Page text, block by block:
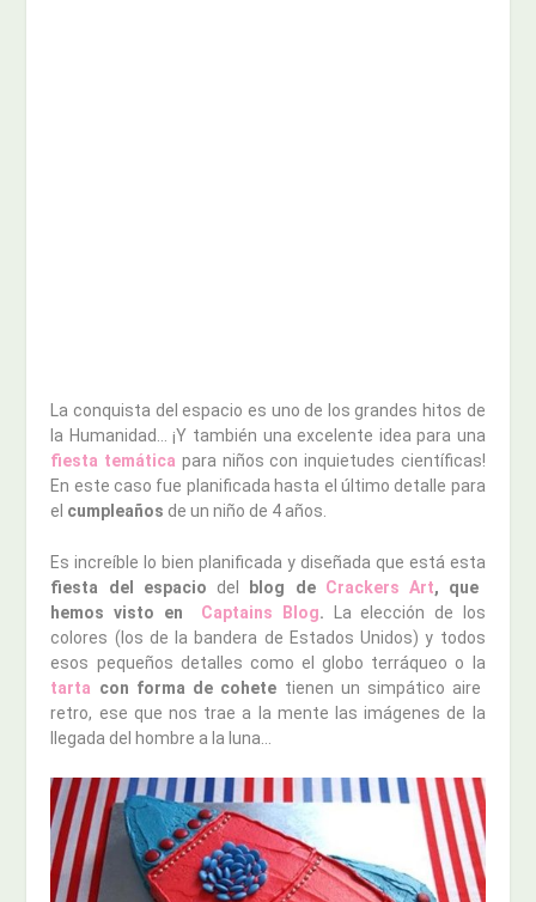
La conquista del espacio es uno de los grandes hitos de
la Humanidad… ¡Y también una excelente idea para una
fiesta temática para niños con inquietudes científicas!
En este caso fue planificada hasta el último detalle para
el cumpleaños de un niño de 4 años.
Es increíble lo bien planificada y diseñada que está esta
fiesta del espacio del blog de Crackers Art, que
hemos visto en Captains Blog. La elección de los
colores (los de la bandera de Estados Unidos) y todos
esos pequeños detalles como el globo terráqueo o la
tarta con forma de cohete tienen un simpático aire
retro, ese que nos trae a la mente las imágenes de la
llegada del hombre a la luna…